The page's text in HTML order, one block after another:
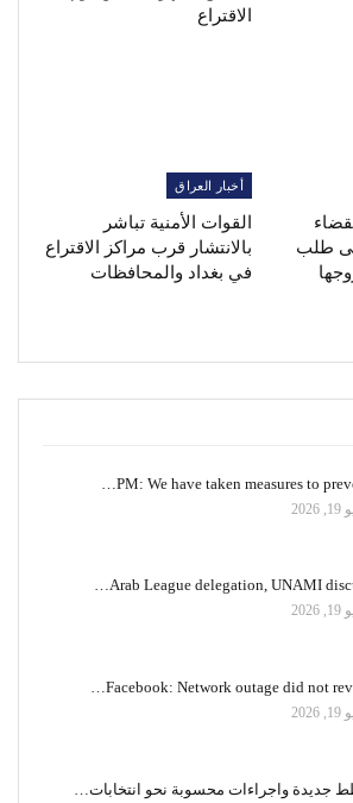
الاقتراع
طلب
أخبار العراق
القوات الأمنية تباشر
بالانتشار قرب مراكز الاقتراع
في بغداد والمحافظات
PM: We have taken measures to
Arab League delegation, UNAMI
Facebook: Network outage did not
جديدة واجراءات محسوبة نحو انتخابات…